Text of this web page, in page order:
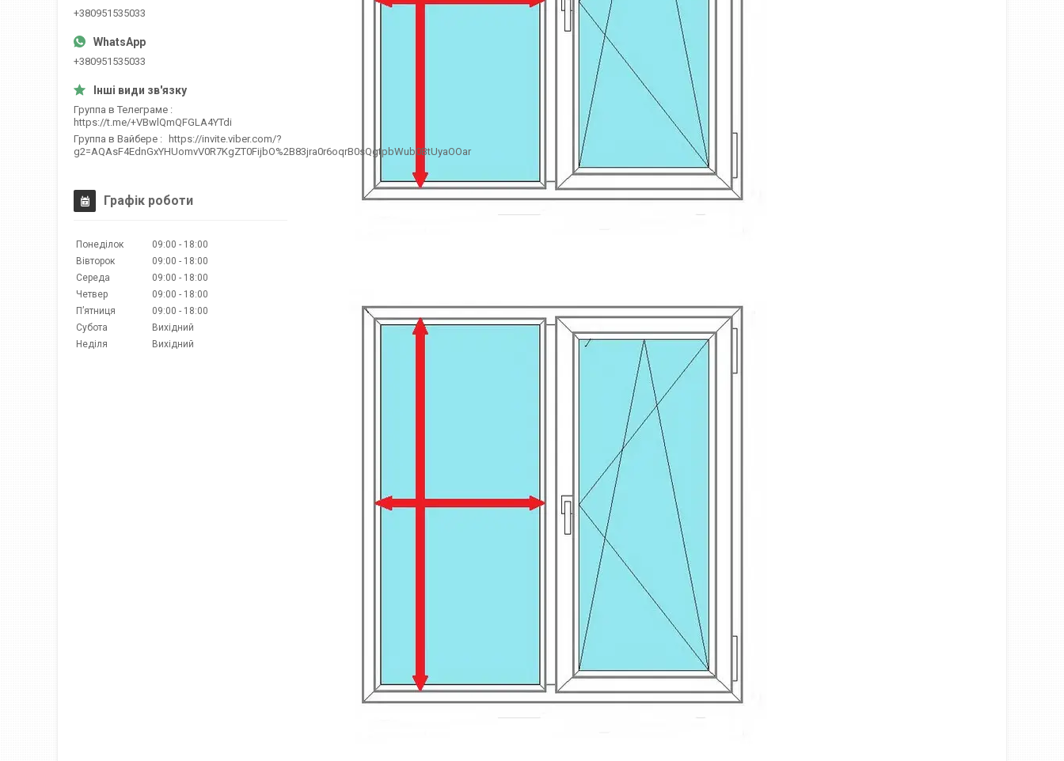
+380951535033
+380951535033
Группа в Телеграме
https://t.me/+VBwlQmQFGLA4YTdi
Группа в Вайбере
https://invite.viber.com/?
g2=AQAsF4EdnGxYHUomvV0R7KgZT0FijbO%2B83jra0r6oqrB0sQgtpbWub0BtUyaOOar
Графік роботи
Понеділок 09:00
18:00
Вівторок
09:00
18:00
Середа
09:00
18:00
Четвер
09:00
18:00
Пʼятниця
09:00
18:00
Субота
Вихідний
Неділя
Вихідний